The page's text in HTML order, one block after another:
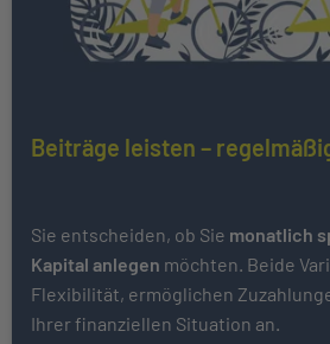
Beiträge leisten –
Sie entscheiden, ob Sie monatlich
Kapital anlegen möchten. Beide
Flexibilität, ermöglichen
Ihrer finanziellen Situation an.